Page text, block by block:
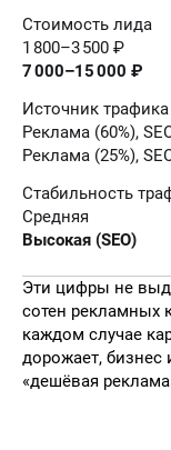
Стоимость лида
1 800–3 500 ₽
7 000–15 000 ₽
Источник трафика
Реклама (60%),
Реклама (25%),
Стабильность
Средняя
Высокая (SEO)
Эти цифры не
сотен рекламных
каждом случае
дорожает, бизнес
«дешёвая